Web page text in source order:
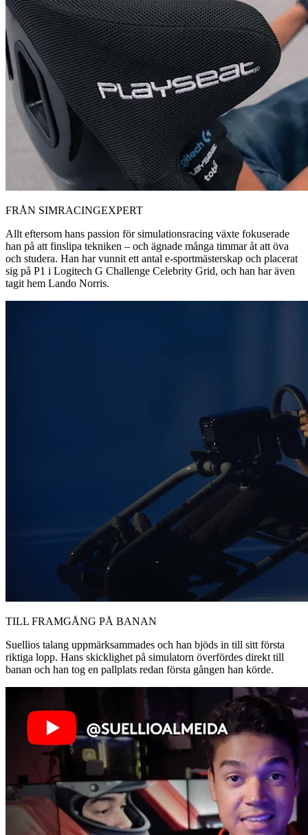
FRÅN SIMRACINGEXPERT
Allt eftersom hans passion för simulationsracing växte fokuserade
han på att finslipa tekniken – och ägnade många timmar åt att öva
och studera. Han har vunnit ett antal e-sportmästerskap och placerat
sig på P1 i Logitech G Challenge Celebrity Grid, och han har även
tagit hem Lando Norris.
TILL FRAMGÅNG PÅ BANAN
Suellios talang uppmärksammades och han bjöds in till sitt första
riktiga lopp. Hans skicklighet på simulatorn överfördes direkt till
banan och han tog en pallplats redan första gången han körde.